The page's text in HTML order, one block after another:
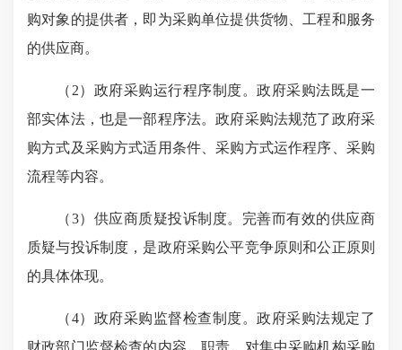
购对象的提供者，即为采购单位提供货物、工程和服务
的供应商。
（2）政府采购运行程序制度。政府采购法既是一
部实体法，也是一部程序法。政府采购法规范了政府采
购方式及采购方式适用条件、采购方式运作程序、采购
流程等内容。
（3）供应商质疑投诉制度。完善而有效的供应商
质疑与投诉制度，是政府采购公平竞争原则和公正原则
的具体体现。
（4）政府采购监督检查制度。政府采购法规定了
财政部门监督检查的内容、职责、对集中采购机构采购